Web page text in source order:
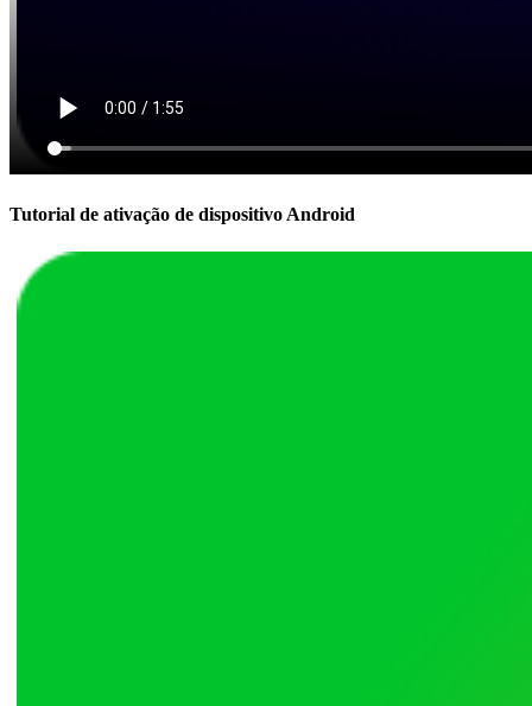
Tutorial de ativação de dispositivo Android